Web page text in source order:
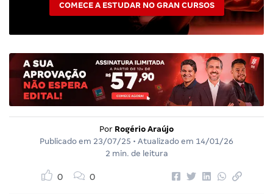
COMECE A ESTUDAR NO GRAN CURSOS
Por Rogério Araújo
Publicado em 23/07/25 • Atualizado em 14/01/26
2 min. de leitura
0 0